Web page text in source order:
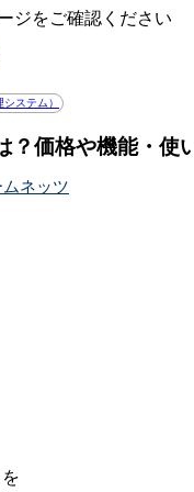
ジをご確認ください
ステム）
？価格や機能・使
ネッツ